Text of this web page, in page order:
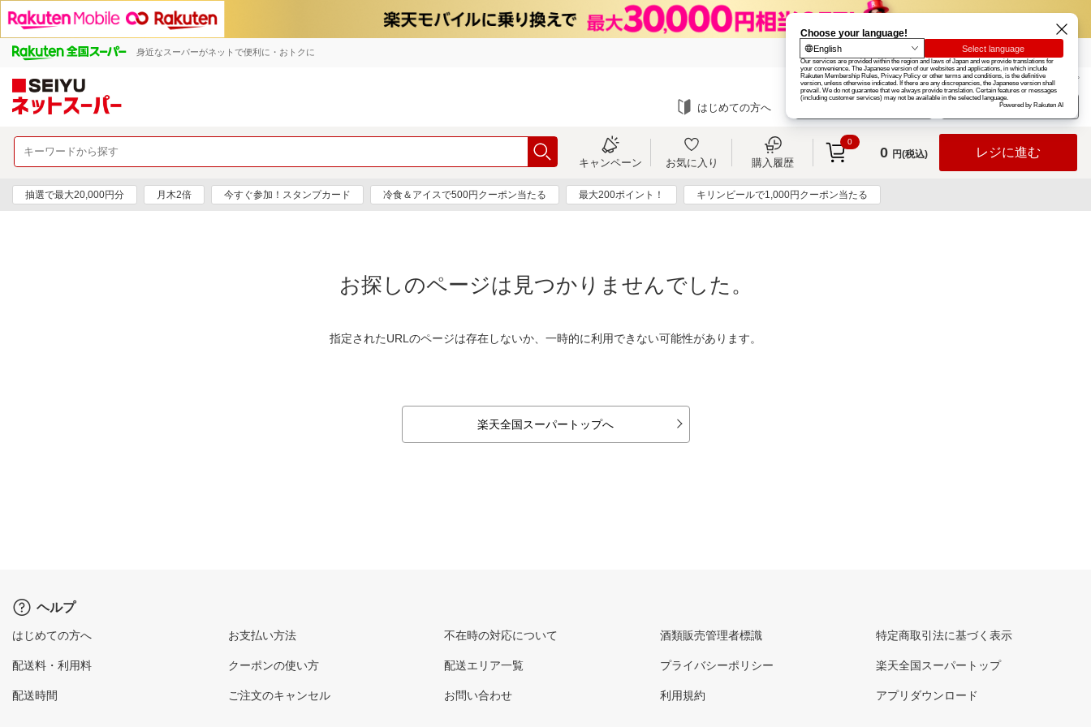
身近なスーパーがネットで便利に・おトクに 楽天グループ カード
お知らせ ヘルプ
はじめての方へ ログイン
キャンペーン お気に入り 購入履歴
0
0 円(税込) レジに進む
抽選で最大20,000円分 月木2倍 今すぐ参加！スタンプカード 冷食＆アイスで500円クーポン当たる 最大200ポイント！ キリンビールで1,000円クーポン当たる
お探しのページは見つかりませんでした。
指定されたURLのページは存在しないか、一時的に利用できない可能性があります。
楽天全国スーパートップへ
ヘルプ
はじめての方へ
配送料・利用料
配送時間
お支払い方法
クーポンの使い方
ご注文のキャンセル
不在時の対応について
配送エリア一覧
お問い合わせ
酒類販売管理者標識
プライバシーポリシー
利用規約
特定商取引法に基づく表示
楽天全国スーパートップ
アプリダウンロード